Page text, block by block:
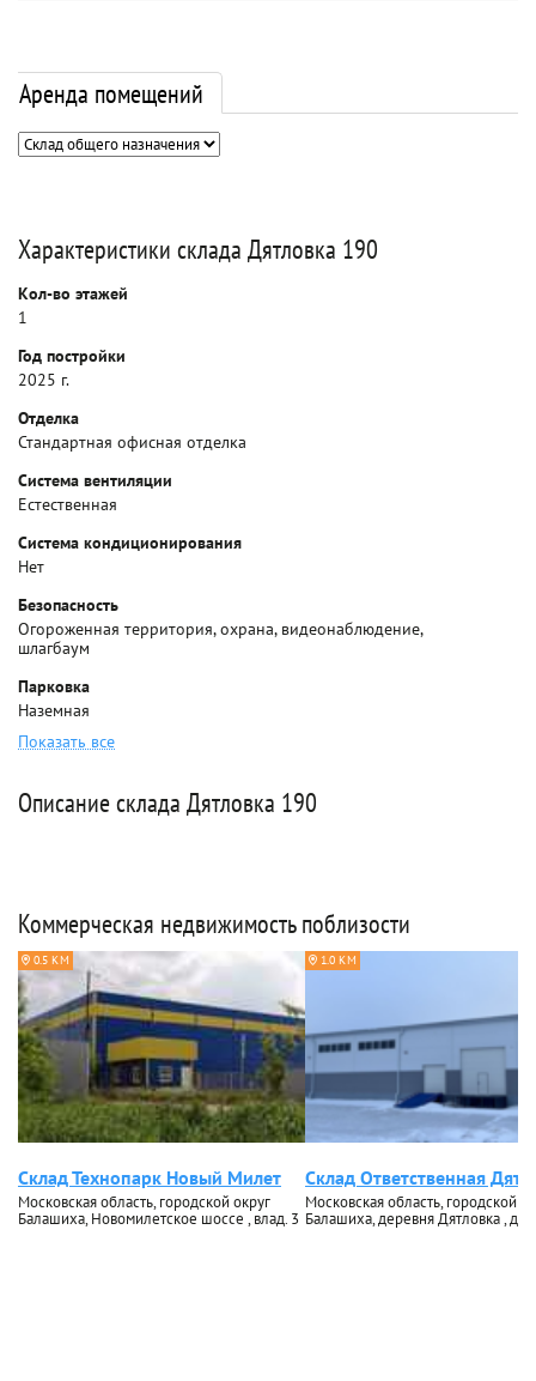
Аренда помещений
Характеристики склада Дятловка 190
Кол-во этажей
1
Год постройки
2025 г.
Отделка
Стандартная офисная отделка
Система вентиляции
Естественная
Система кондиционирования
Нет
Безопасность
Огороженная территория, охрана, видеонаблюдение,
шлагбаум
Парковка
Наземная
Показать все
Описание склада Дятловка 190
Коммерческая недвижимость поблизости
0.5 КМ
Склад Технопарк Новый Милет
Московская область, городской округ
Балашиха, Новомилетское шоссе , влад. 3
1.0 КМ
Склад Ответственная
Московская область, городской
Балашиха, деревня Дятловка ,